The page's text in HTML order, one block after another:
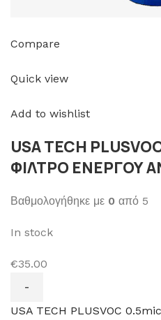
Compare
Quick view
Add to wishlist
USA TECH
ΦΙΛΤΡΟ ΕΝΕΡΓΟΥ
Βαθμολογήθηκε με 0 από 5
In stock
€35.00
USA TECH PLUSVOC